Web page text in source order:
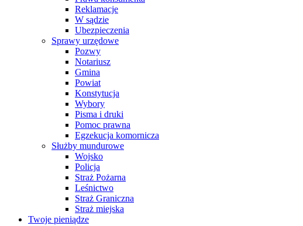
Reklamacje
W sądzie
Ubezpieczenia
Sprawy urzędowe
Pozwy
Notariusz
Gmina
Powiat
Konstytucja
Wybory
Pisma i druki
Pomoc prawna
Egzekucja komornicza
Służby mundurowe
Wojsko
Policja
Straż Pożarna
Leśnictwo
Straż Graniczna
Straż miejska
Twoje pieniądze